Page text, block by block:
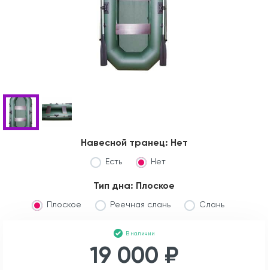
Навесной транец: Нет
Есть Нет
Тип дна: Плоское
Плоское Реечная слань Слань
В наличии
19 000 ₽